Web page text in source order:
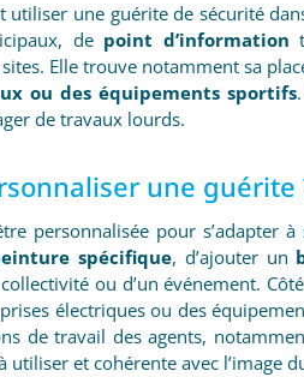
utiliser une guérite de sécurité
de point d’information
Elle trouve notamment sa
ou des équipements sportifs
de travaux lourds.
une guérite
personnalisée pour s’adapter
spécifique, d’ajouter un
collectivité ou d’un événement.
électriques ou des
de travail des agents,
utiliser et cohérente avec l’image